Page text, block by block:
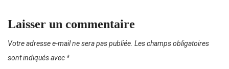
Laisser un commentaire
Votre adresse e-mail ne sera pas publiée. Les champs obligatoires
sont indiqués avec *